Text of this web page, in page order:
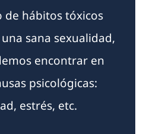
de hábitos tóxicos
sana sexualidad,
encontrar en
psicológicas:
estrés, etc.